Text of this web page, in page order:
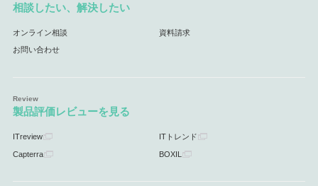
相談したい、解決したい
オンライン相談 資料請求
お問い合わせ
製品評価レビューを見る
ITreview ITトレンド
Capterra BOXIL